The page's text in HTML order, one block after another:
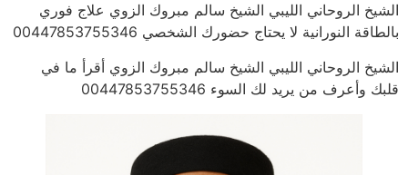
الشيخ الروحاني الليبي الشيخ سالم مبروك الزوي علاج فوري
بالطاقة النورانية لا يحتاج حضورك الشخصي 00447853755346
الشيخ الروحاني الليبي الشيخ سالم مبروك الزوي أقرأ ما في
قلبك وأعرف من يريد لك السوء 00447853755346